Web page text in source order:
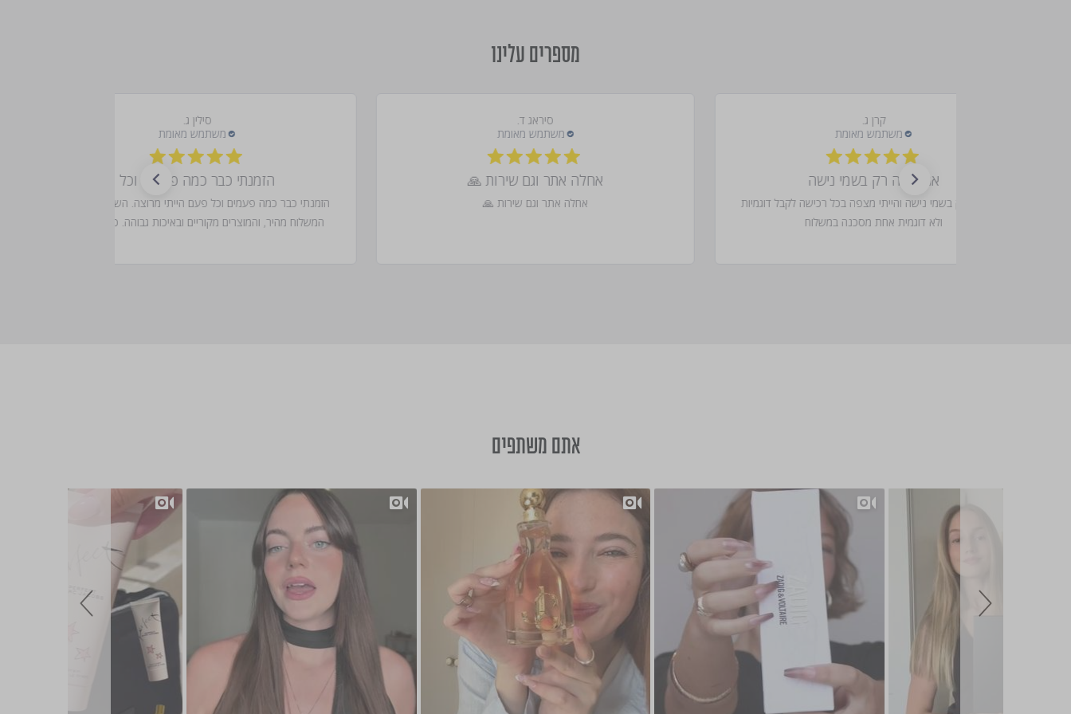
מספרים עלינו
סילין ג.
הזמנתי כבר כמה פעמים וכל
הזמנתי כבר כמה פעמים וכל פעם הייתי מרוצה. השירות מעולה,
המשלוח מהיר, והמוצרים מקוריים ובאיכות גבוהה. כל הבשמים
סיראג ד.
אחלה אתר וגם שירות 🙏
אחלה אתר וגם שירות 🙏
קרן ג.
אני קונה רק בשמי נישה
אני קונה רק בשמי נישה והייתי מצפה בכל רכישה לקבל דוגמיות
ולא דוגמית אחת מסכנה במשלוח
אתם משתפים